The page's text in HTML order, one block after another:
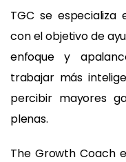
TGC se especializa
con el objetivo de
enfoque y
trabajar más
percibir mayores
plenas.
The Growth Coach